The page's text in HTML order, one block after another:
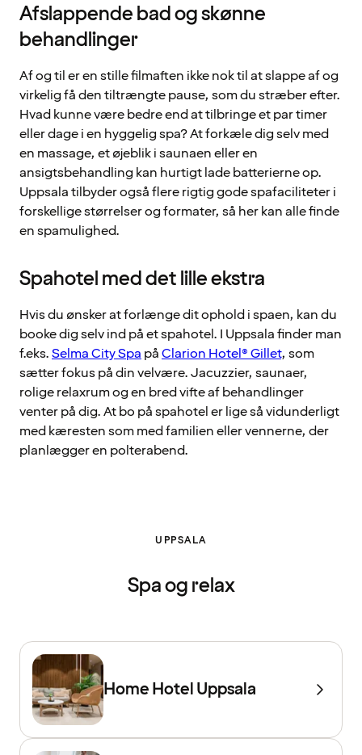
Afslappende bad og skønne
behandlinger
Af og til er en stille filmaften ikke nok til at slappe af og
virkelig få den tiltrængte pause, som du stræber efter.
Hvad kunne være bedre end at tilbringe et par timer
eller dage i en hyggelig spa? At forkæle dig selv med
en massage, et øjeblik i saunaen eller en
ansigtsbehandling kan hurtigt lade batterierne op.
Uppsala tilbyder også flere rigtig gode spafaciliteter i
forskellige størrelser og formater, så her kan alle finde
en spamulighed.
Spahotel med det lille ekstra
Hvis du ønsker at forlænge dit ophold i spaen, kan du
booke dig selv ind på et spahotel. I Uppsala finder man
f.eks.Selma City SpapåClarion Hotel® Gillet, som
sætter fokus på din velvære. Jacuzzier, saunaer,
rolige relaxrum og en bred vifte af behandlinger
venter på dig. At bo på spahotel er lige så vidunderligt
med kæresten som med familien eller vennerne, der
planlægger en polterabend.
UPPSALA
Spa og relax
Home Hotel Uppsala